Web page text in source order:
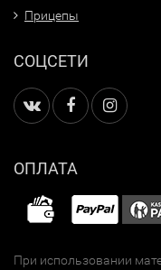
Прицепы
СОЦСЕТИ
ОПЛАТА
При использовании